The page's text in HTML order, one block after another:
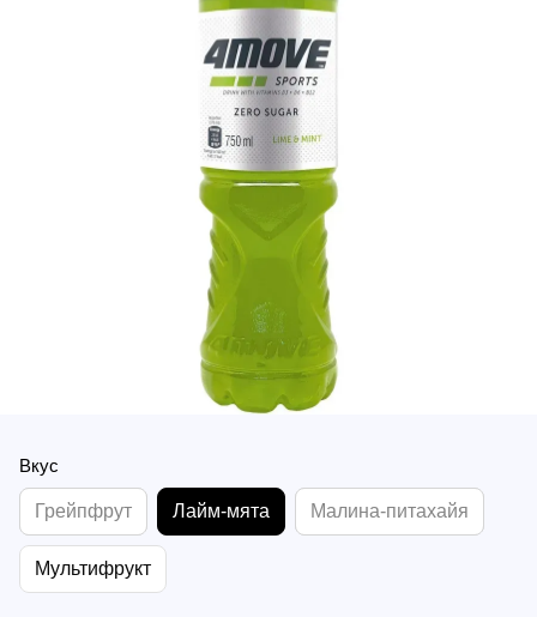
Вкус
Грейпфрут Лайм-мята Малина-питахайя
Мультифрукт